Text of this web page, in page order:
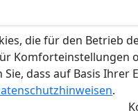
die für den Betrieb
dass auf Basis
.